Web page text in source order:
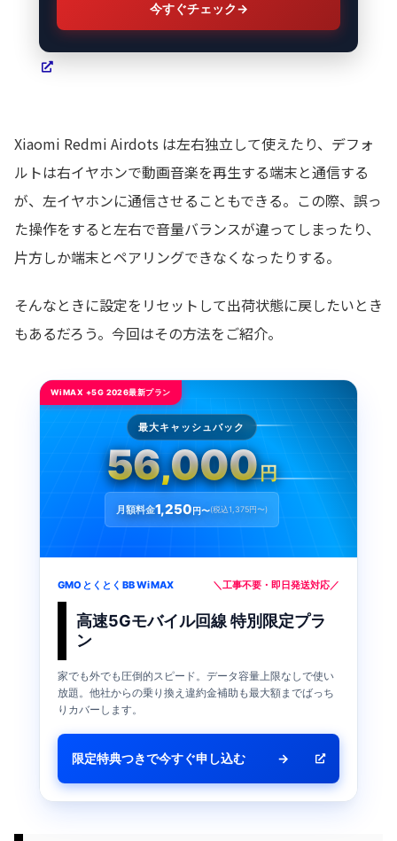
今すぐチェック →
Xiaomi Redmi Airdots は左右独立して使えたり、デフォ
ルトは右イヤホンで動画音楽を再生する端末と通信する
が、左イヤホンに通信させることもできる。この際、誤っ
た操作をすると左右で音量バランスが違ってしまったり、
片方しか端末とペアリングできなくなったりする。
そんなときに設定をリセットして出荷状態に戻したいとき
もあるだろう。今回はその方法をご紹介。
WiMAX +5G 2026最新プラン
最大キャッシュバック
56,000円
月額料金1,250円〜(税込1,375円〜)
GMOとくとくBB WiMAX ＼工事不要・即日発送対応／
高速5Gモバイル回線 特別限定プラ
ン
家でも外でも圧倒的スピード。データ容量上限なしで使い
放題。他社からの乗り換え違約金補助も最大額までばっち
りカバーします。
限定特典つきで今すぐ申し込む →